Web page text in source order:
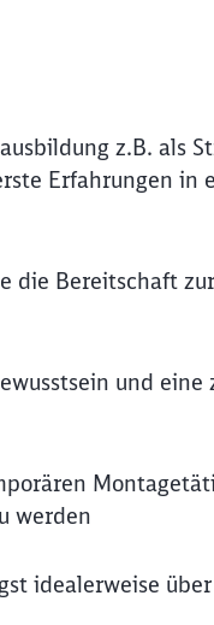
z.B. als
Erfahrungen in
die Bereitschaft
und eine
werden
idealerweise